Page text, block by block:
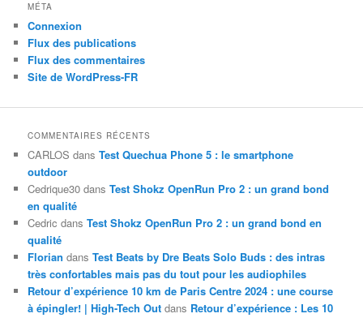
MÉTA
Connexion
Flux des publications
Flux des commentaires
Site de WordPress-FR
COMMENTAIRES RÉCENTS
CARLOS dansTest Quechua Phone 5 : le smartphone
outdoor
Cedrique30 dansTest Shokz OpenRun Pro 2 : un grand bond
en qualité
Cedric dansTest Shokz OpenRun Pro 2 : un grand bond en
qualité
Florian dansTest Beats by Dre Beats Solo Buds : des intras
très confortables mais pas du tout pour les audiophiles
Retour d’expérience 10 km de Paris Centre 2024 : une course
à épingler! | High-Tech Out dans Retour d’expérience : Les 10